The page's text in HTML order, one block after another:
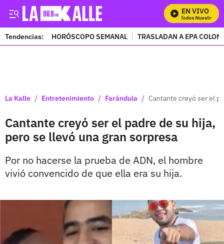
EN VIVO
Mira Todos Nuestros
Tendencias: HORÓSCOPO SEMANAL TRASLADAN A EPA
La Kalle / Entretenimiento / Farándula / Cantante creyó ser el
Cantante creyó ser el padre de su hija,
pero se llevó una gran sorpresa
Por no hacerse la prueba de ADN, el hombre
vivió convencido de que ella era su hija.